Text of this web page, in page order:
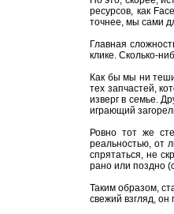
ресурсов, как
точнее, мы сами
Главная
клике. Сколько-
Как бы мы ни
тех запчастей,
изверг в семье.
играющий
Ровно тот же
реальностью, от
спрятаться, не
рано или поздно
Таким образом,
свежий взгляд, он